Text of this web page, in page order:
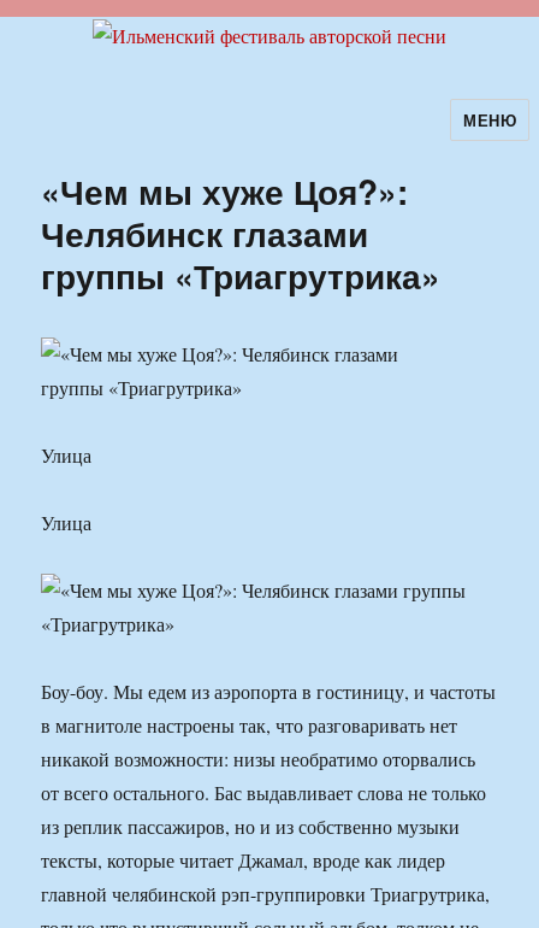
Ильменский фестиваль авторскойМЕНЮ
«Чем мы хуже Цоя?»:
Челябинск глазами
группы «Триагрутрика»
Улица
Улица
Боу-боу. Мы едем из аэропорта в гостиницу, и частоты
в магнитоле настроены так, что разговаривать нет
никакой возможности: низы необратимо оторвались
от всего остального. Бас выдавливает слова не только
из реплик пассажиров, но и из собственно музыки
тексты, которые читает Джамал, вроде как лидер
главной челябинской рэп-группировки Триагрутрика,